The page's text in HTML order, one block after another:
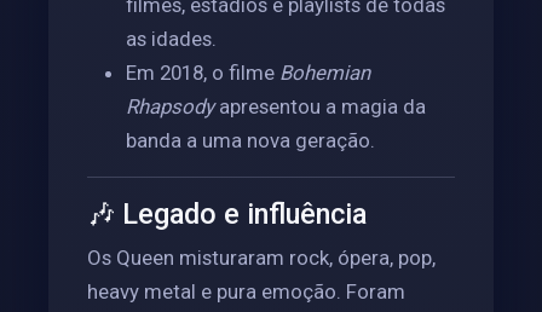
filmes, estádios e playlists de todas
as idades.
Em 2018, o filme Bohemian
Rhapsodyapresentou a magia da
banda a uma nova geração.
🎶 Legado e influência
Os Queen misturaram rock, ópera, pop,
heavy metal e pura emoção. Foram